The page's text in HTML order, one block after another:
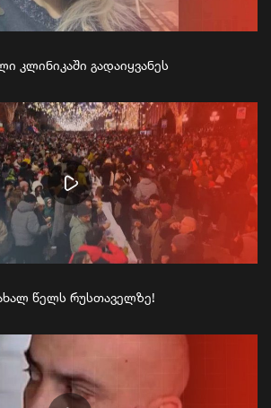
კლინიკაში გადაიყვანეს
წელს რუსთაველზე!